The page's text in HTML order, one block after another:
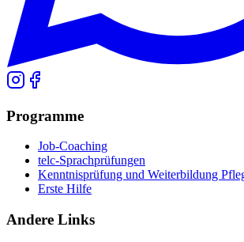
Programme
Job-Coaching
telc-Sprachprüfungen
Kenntnisprüfung und Weiterbildung
Erste Hilfe
Andere Links